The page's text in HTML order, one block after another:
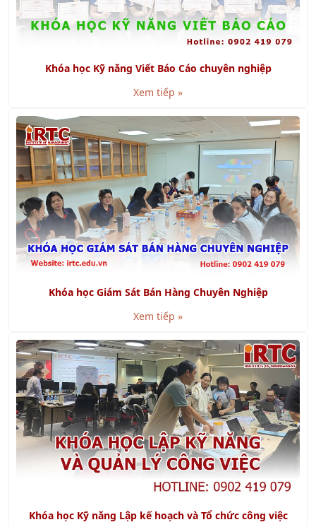
Khóa học Kỹ năng Viết Báo Cáo chuyên nghiệp
Xem tiếp »
Khóa học Giám Sát Bán Hàng Chuyên Nghiệp
Xem tiếp »
Khóa học Kỹ năng Lập kế hoạch và Tổ chức công việc